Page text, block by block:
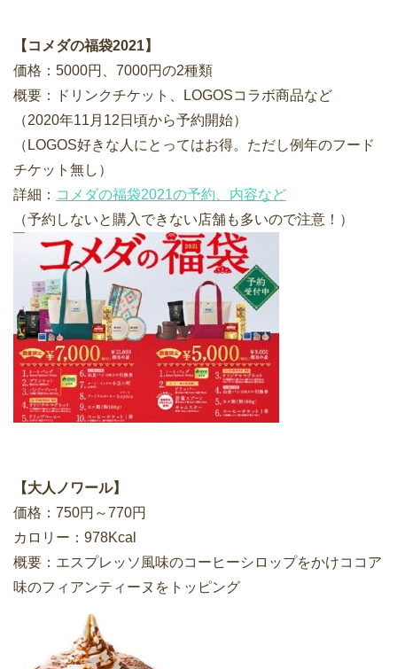
【コメダの福袋2021】
価格：5000円、7000円の2種類
概要：ドリンクチケット、LOGOSコラボ商品など
（2020年11月12日頃から予約開始）
（LOGOS好きな人にとってはお得。ただし例年のフード
チケット無し）
詳細： コメダの福袋2021の予約、内容など
（予約しないと購入できない店舗も多いので注意！）
【大人ノワール】
価格：750円～770円
カロリー：978Kcal
概要：エスプレッソ風味のコーヒーシロップをかけココア
味のフィアンティーヌをトッピング